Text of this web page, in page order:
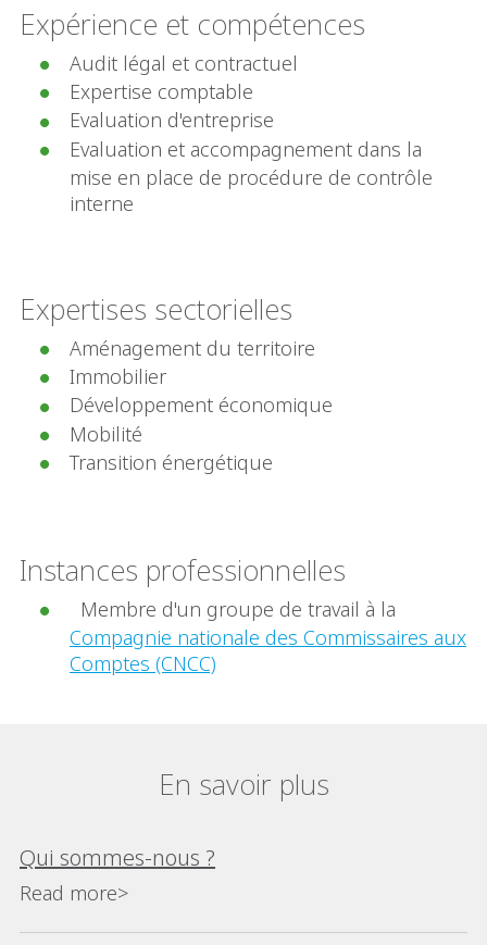
Expérience et compétences
Audit légal et contractuel
Expertise comptable
Evaluation d'entreprise
Evaluation et accompagnement dans la
mise en place de procédure de contrôle
interne
Expertises sectorielles
Aménagement du territoire
Immobilier
Développement économique
Mobilité
Transition énergétique
Instances professionnelles
Membre d'un groupe de travail à la
Compagnie nationale des Commissaires aux
Comptes (CNCC)
En savoir plus
Qui sommes-nous ?
Read more>